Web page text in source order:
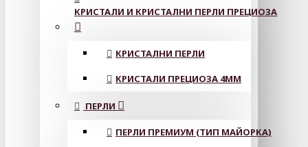
КРИСТАЛИ И КРИСТАЛНИ ПЕРЛИ ПРЕЦИОЗА
КРИСТАЛНИ ПЕРЛИ
КРИСТАЛИ ПРЕЦИОЗА 4ММ
ПЕРЛИ
ПЕРЛИ ПРЕМИУМ (ТИП МАЙОРКА)